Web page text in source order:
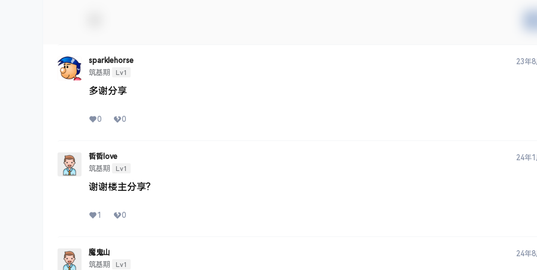
sparklehorse
筑基期
Lv1
23年8
多谢分享
0 0
哲哲love
筑基期
Lv1
24年1
谢谢楼主分享?
1 0
魔鬼山
筑基期
Lv1
24年8